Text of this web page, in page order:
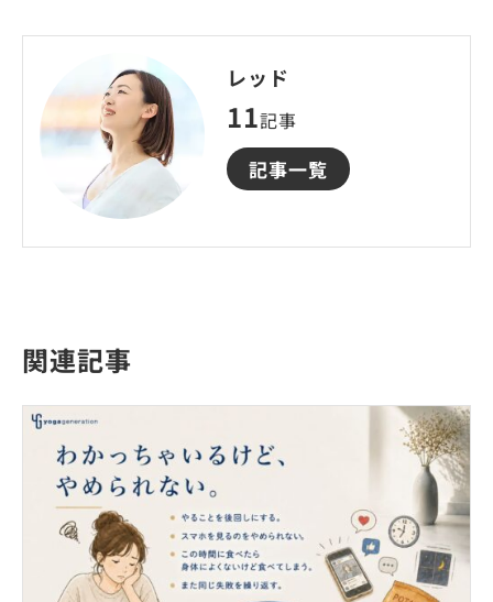
レッド
11記事
記事一覧
関連記事